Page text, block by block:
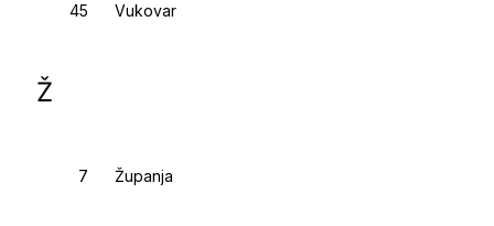
Vukovar
Ž
Županja